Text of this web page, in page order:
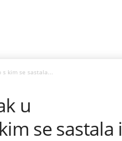
s kim se sastala...
u
se sastala i